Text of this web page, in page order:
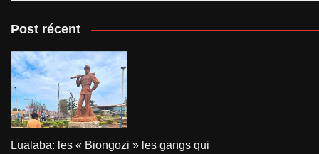
Post récent
Lualaba: les « Biongozi » les gangs qui